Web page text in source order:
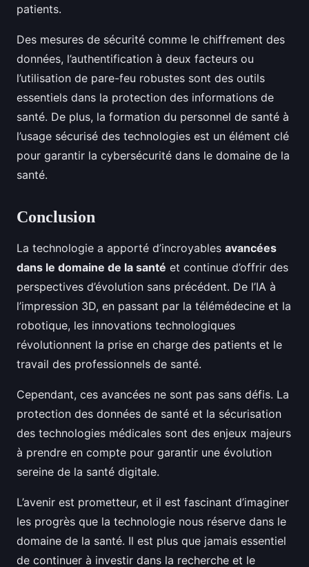
patients.
Des mesures de sécurité comme le chiffrement des
données, l’authentification à deux facteurs ou
l’utilisation de pare-feu robustes sont des outils
essentiels dans la protection des informations de
santé. De plus, la formation du personnel de santé à
l’usage sécurisé des technologies est un élément clé
pour garantir la cybersécurité dans le domaine de la
santé.
Conclusion
La technologie a apporté d’incroyables avancées
dans le domaine de la santé et continue d’offrir des
perspectives d’évolution sans précédent. De l’IA à
l’impression 3D, en passant par la télémédecine et la
robotique, les innovations technologiques
révolutionnent la prise en charge des patients et le
travail des professionnels de santé.
Cependant, ces avancées ne sont pas sans défis. La
protection des données de santé et la sécurisation
des technologies médicales sont des enjeux majeurs
à prendre en compte pour garantir une évolution
sereine de la santé digitale.
L’avenir est prometteur, et il est fascinant d’imaginer
les progrès que la technologie nous réserve dans le
domaine de la santé. Il est plus que jamais essentiel
de continuer à investir dans la recherche et le